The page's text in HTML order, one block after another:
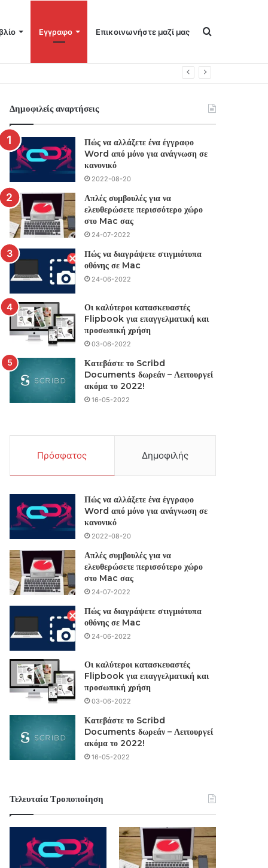
Εγγραφο Επικοινωνήστε μαζί μας Αναζήτηση
Δημοφιλείς αναρτήσεις
Πώς να αλλάξετε ένα έγγραφο
Word από μόνο για ανάγνωση σε
κανονικό
2022-08-20
Απλές συμβουλές για να
ελευθερώσετε περισσότερο χώρο
στο Mac σας
24-07-2022
Πώς να διαγράψετε στιγμιότυπα
οθόνης σε Mac
24-06-2022
Οι καλύτεροι κατασκευαστές
Flipbook για επαγγελματική και
προσωπική χρήση
03-06-2022
Κατεβάστε το Scribd
Documents δωρεάν – Λειτουργεί
ακόμα το 2022!
16-05-2022
Πρόσφατος Δημοφιλής
Πώς να αλλάξετε ένα έγγραφο
Word από μόνο για ανάγνωση σε
κανονικό
2022-08-20
Απλές συμβουλές για να
ελευθερώσετε περισσότερο χώρο
στο Mac σας
24-07-2022
Πώς να διαγράψετε στιγμιότυπα
οθόνης σε Mac
24-06-2022
Οι καλύτεροι κατασκευαστές
Flipbook για επαγγελματική και
προσωπική χρήση
03-06-2022
Κατεβάστε το Scribd
Documents δωρεάν – Λειτουργεί
ακόμα το 2022!
16-05-2022
Τελευταία Τροποποίηση